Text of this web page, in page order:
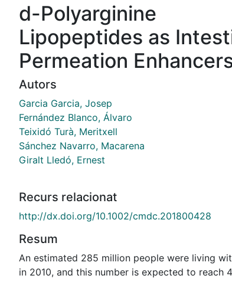
d-Polyarginine
Lipopeptides as
Permeation
Autors
Garcia Garcia, Josep
Fernández Blanco, Álvaro
Teixidó Turà, Meritxell
Sánchez Navarro, Macarena
Giralt Lledó, Ernest
Recurs relacionat
http://dx.doi.org/10.1002/cmdc.201800428
Resum
An estimated 285 million people were living
in 2010, and this number is expected to reach